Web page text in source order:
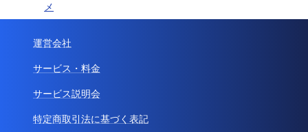
メ
運営会社
サービス・料金
サービス説明会
特定商取引法に基づく表記